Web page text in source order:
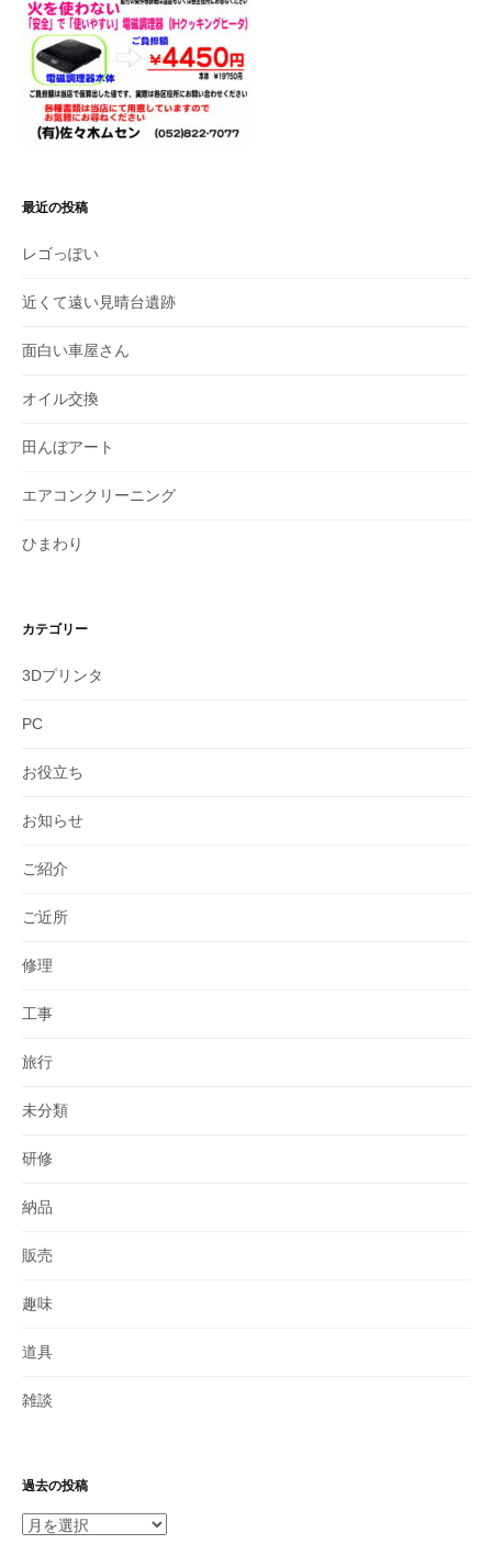
最近の投稿
レゴっぽい
近くて遠い見晴台遺跡
面白い車屋さん
オイル交換
田んぼアート
エアコンクリーニング
ひまわり
カテゴリー
3Dプリンタ
PC
お役立ち
お知らせ
ご紹介
ご近所
修理
工事
旅行
未分類
研修
納品
販売
趣味
道具
雑談
過去の投稿
過